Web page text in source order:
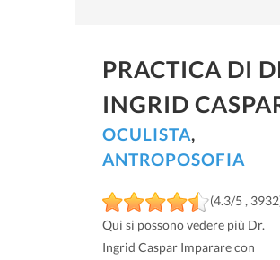
PRACTICA DI
INGRID
OCULISTA,
ANTROPOSOFIA
(4.3/5 ,
Qui si possono vedere più Dr.
Ingrid Caspar Imparare con